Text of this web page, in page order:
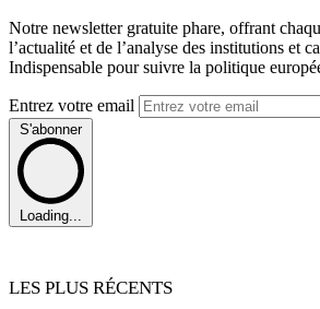
Notre newsletter gratuite phare, offrant
l’actualité et de l’analyse des institutions et
Indispensable pour suivre la politique
Entrez votre email
S'abonner
Loading...
LES PLUS RÉCENTS